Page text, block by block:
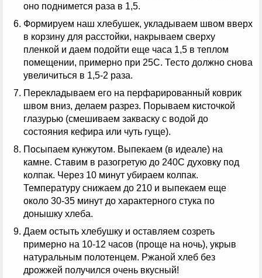
оно поднимется раза в 1,5.
Формируем наш хлебушек, укладываем швом вверх
в корзину для расстойки, накрываем сверху
пленкой и даем подойти еще часа 1,5 в теплом
помещении, примерно при 25С. Тесто должно снова
увеличиться в 1,5-2 раза.
Перекладываем его на перфарированный коврик
швом вниз, делаем разрез. Порываем кисточкой
глазурью (смешиваем закваску с водой до
состояния кефира или чуть гуще).
Посыпаем кунжутом. Выпекаем (в идеале) на
камне. Ставим в разогретую до 240С духовку под
колпак. Через 10 минут убираем колпак.
Температуру снижаем до 210 и выпекаем еще
около 30-35 минут до характерного стука по
донышку хлеба.
Даем остыть хлебушку и оставляем созреть
примерно на 10-12 часов (проще на ночь), укрыв
натуральным полотенцем. Ржаной хлеб без
дрожжей получился очень вкусный!